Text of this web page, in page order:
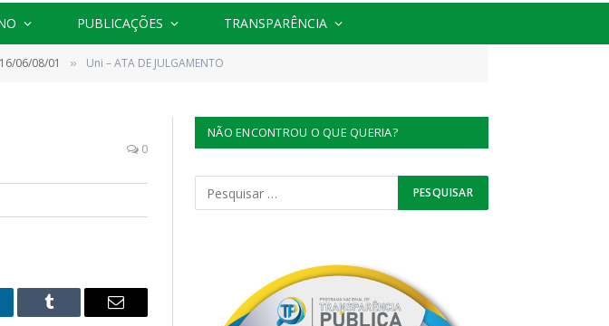
PUBLICAÇÕES TRANSPARÊNCIA
06/08/01 » Uni – ATA DE JULGAMENTO
0
Tumblr
E-
NÃO ENCONTROU O QUE QUERIA?